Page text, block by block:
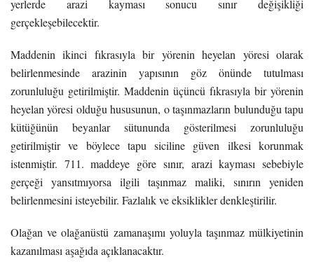
yerlerde arazi kayması sonucu sınır değişikliği
gerçekleşebilecektir.
Maddenin ikinci fıkrasıyla bir yörenin heyelan yöresi olarak
belirlenmesinde arazinin yapısının göz önünde tutulması
zorunluluğu getirilmiştir. Maddenin üçüncü fıkrasıyla bir yörenin
heyelan yöresi olduğu hususunun, o taşınmazların bulunduğu tapu
kütüğünün beyanlar sütununda gösterilmesi zorunluluğu
getirilmiştir ve böylece tapu siciline güven ilkesi korunmak
istenmiştir. 711. maddeye göre sınır, arazi kayması sebebiyle
gerçeği yansıtmıyorsa ilgili taşınmaz maliki, sınırın yeniden
belirlenmesini isteyebilir. Fazlalık ve eksiklikler denkleştirilir.
Olağan ve olağanüstü zamanaşımı yoluyla taşınmaz mülkiyetinin
kazanılması aşağıda açıklanacaktır.